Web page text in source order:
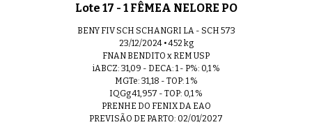
Lote 17 - 1 FÊMEA NELORE PO
BENY FIV SCH SCHANGRI LA - SCH 573
23/12/2024 • 452 kg
FNAN BENDITO x REM USP
iABCZ: 31,09 - DECA: 1 - P%: 0,1 %
MGTe: 31,18 - TOP: 1 %
IQGg 41,957 - TOP: 0,1 %
PRENHE DO FENIX DA EAO
PREVISÃO DE PARTO: 02/01/2027